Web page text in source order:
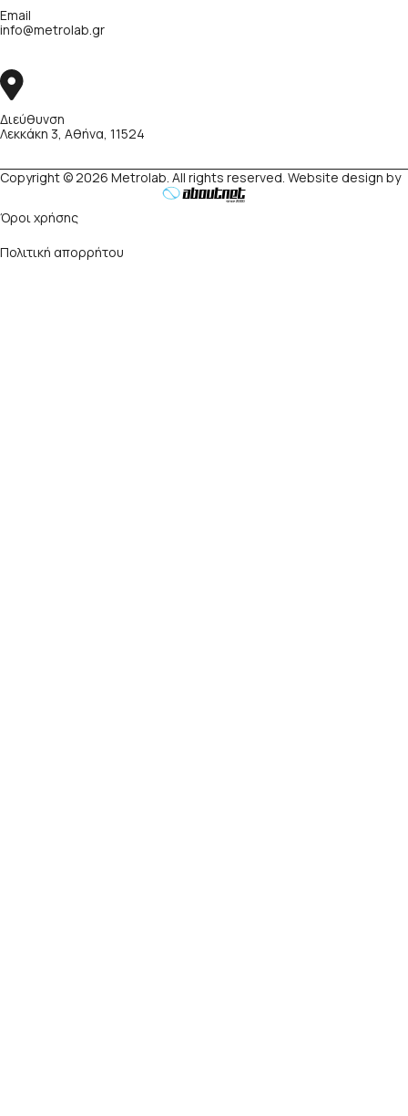
Email
info@metrolab.gr
Διεύθυνση
Λεκκάκη 3, Αθήνα, 11524
Copyright © 2026 Metrolab. All rights reserved. Website design by
Όροι χρήσης
Πολιτική απορρήτου